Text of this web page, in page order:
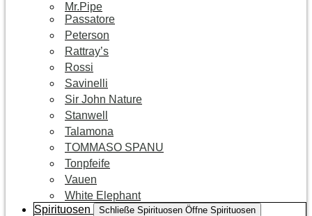
Mr.Pipe
Passatore
Peterson
Rattray’s
Rossi
Savinelli
Sir John Nature
Stanwell
Talamona
TOMMASO SPANU
Tonpfeife
Vauen
White Elephant
Spirituosen
Schließe Spirituosen Öffne Spirituosen